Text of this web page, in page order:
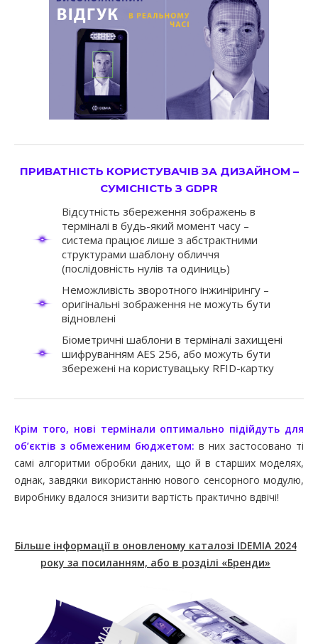
ПРИВАТНІСТЬ КОРИСТУВАЧІВ ЗА ДИЗАЙНОМ –
СУМІСНІСТЬ З GDPR
Відсутність збереження зображень в
терміналі в будь-який момент часу –
система працює лише з абстрактними
структурами шаблону обличчя
(послідовність нулів та одиниць)
Неможливість зворотного інжинірингу –
оригінальні зображення не можуть бути
відновлені
Біометричні шаблони в терміналі захищені
шифруванням AES 256, або можуть бути
збережені на користувацьку RFID-картку
Крім того, нові термінали оптимально підійдуть для
об’єктів з обмеженим бюджетом: в них застосовано ті
самі алгоритми обробки даних, що й в старших моделях,
однак, завдяки використанню нового сенсорного модулю,
виробнику вдалося знизити вартість практично вдвічі!
Більше інформації в оновленому каталозі IDEMIA 2024
року за посиланням, або в розділі «Бренди»